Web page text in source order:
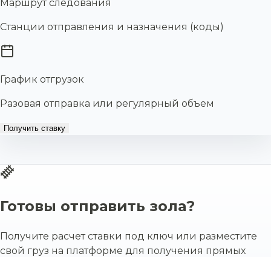
Маршрут следования
Станции отправления и назначения (коды)
График отгрузок
Разовая отправка или регулярный объем
Получить ставку
Готовы отправить зола?
Получите расчет ставки под ключ или разместите
свой груз на платформе для получения прямых